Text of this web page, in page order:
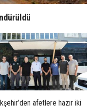
afetlere hazır iki